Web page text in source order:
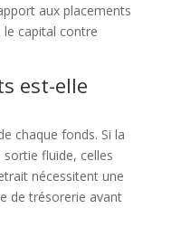
aux placements
capital contre
est-elle
chaque fonds. Si la
fluide, celles
nécessitent une
de trésorerie avant